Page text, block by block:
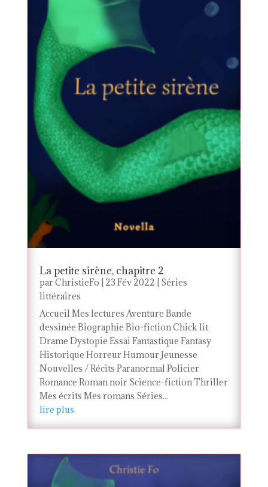
La petite sirène, chapitre 2
par ChristieFo 23 Fév 2022
Séries
littéraires
Accueil Mes lectures Aventure Bande
dessinée Biographie Bio-fiction Chick lit
Drame Dystopie Essai Fantastique Fantasy
Historique Horreur Humour Jeunesse
Nouvelles / Récits Paranormal Policier
Romance Roman noir Science-fiction Thriller
Mes écrits Mes romans Séries...
lire plus